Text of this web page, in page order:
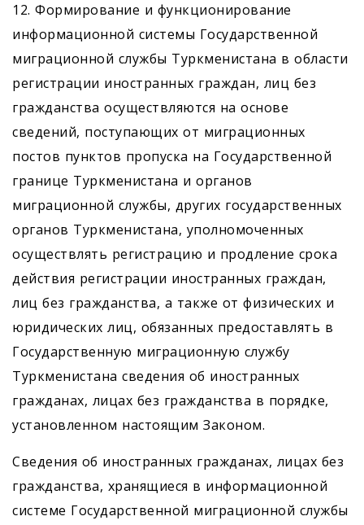
12. Формирование и функционирование
информационной системы Государственной
миграционной службы Туркменистана в области
регистрации иностранных граждан, лиц без
гражданства осуществляются на основе
сведений, поступающих от миграционных
постов пунктов пропуска на Государственной
границе Туркменистана и органов
миграционной службы, других государственных
органов Туркмени­стана, уполномоченных
осуществлять регистрацию и продление срока
действия регистрации иностранных граждан,
лиц без гражданства, а также от физических и
юридических лиц, обязанных предоставлять в
Государственную миграционную службу
Туркмени­стана сведения об иностранных
гражданах, лицах без гражданства в порядке,
установленном настоящим Законом.
Сведения об иностранных гражданах, лицах без
гражданства, хранящиеся в информационной
системе Государственной миграционной службы